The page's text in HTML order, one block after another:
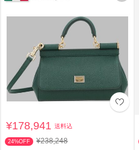
¥178,941送料込
24%OFF ¥238,248